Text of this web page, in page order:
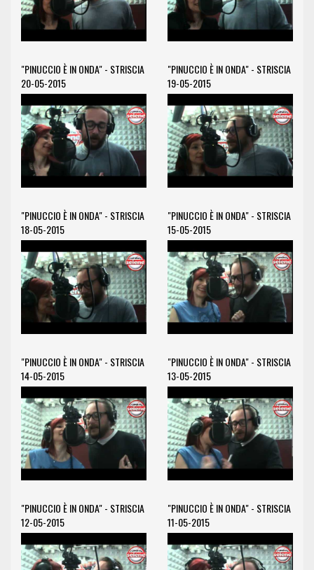
"PINUCCIO È IN ONDA" - STRISCIA
20-05-2015
"PINUCCIO È IN ONDA" - STRISCIA
19-05-2015
"PINUCCIO È IN ONDA" - STRISCIA
18-05-2015
"PINUCCIO È IN ONDA" - STRISCIA
15-05-2015
"PINUCCIO È IN ONDA" - STRISCIA
14-05-2015
"PINUCCIO È IN ONDA" - STRISCIA
13-05-2015
"PINUCCIO È IN ONDA" - STRISCIA
12-05-2015
"PINUCCIO È IN ONDA" - STRISCIA
11-05-2015